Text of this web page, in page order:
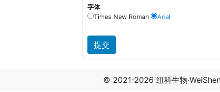
字体
Times New Roman
Arial
© 2021-2026 纽科生物